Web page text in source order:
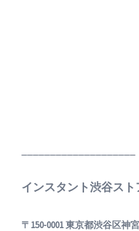
インスタント渋谷スト
〒150-0001 東京都渋谷区神宮